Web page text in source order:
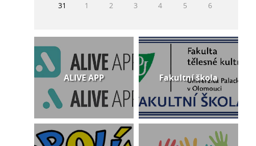
31 1 2 3 4 5 6
ALIVE APP Fakultní škola